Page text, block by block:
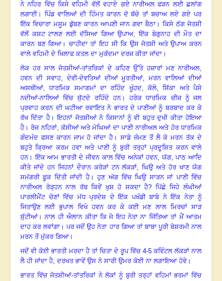
ਨੇ ਨਹਿਰ ਵਿੱਚ ਕਿਸੇ ਵਹਿਮੀ ਵੱਲੋਂ ਵਹਾਏ ਗਏ ਨਾਰੀਅਲ ਫੜਨ ਲਈ ਛਲਾਂਗ
ਲਗਾਈ। ਪਿੰਡ ਵਾਲਿਆਂ ਦੀ ਹਿੰਮਤ ਕਾਰਨ ਦੋ ਬੱਚੇ ਤਾਂ ਬਚਾਅ ਲਏ ਗਏ ਪਰ
ਇੱਕ ਵਿਚਾਰਾ ਮਸੂਮ ਡੁੱਬਣ ਕਾਰਨ ਆਪਣੀ ਜਾਨ ਗਵਾ ਬੈਠਾ । ਕਿਸੇ ਠੱਗ ਜੋਤਸ਼ੀ
ਵੱਲੋਂ ਕਸ਼ਟ ਟਾਲਣ ਲਈ ਦੱਸਿਆ ਗਿਆ ਉਪਾਅ, ਇੱਕ ਬੇਗੁਨਾਹ ਦੀ ਮੌਤ ਦਾ
ਕਾਰਨ ਬਣ ਗਿਆ। ਚਾਹੀਦਾ ਤਾਂ ਇਹ ਸੀ ਕਿ ਉਸ ਜੋਤਸ਼ੀ ਅਤੇ ਉਪਾਅ ਕਰਨ
ਵਾਲੇ ਵਹਿਮੀ ਦੇ ਖਿਲਾਫ ਕਤਲ ਦਾ ਮੁਕੱਦਮਾ ਦਰਜ਼ ਕੀਤਾ ਜਾਂਦਾ ।
ਲੋਕ ਹਰ ਸਾਲ ਜੋਤਸ਼ੀਆਂ-ਤਾਂਤਰਿਕਾਂ ਦੇ ਕਹਿਣ ਉੱਤੇ ਹਜ਼ਾਰਾਂ ਮਣ ਨਾਰੀਅਲ,
ਹਵਨ ਦੀ ਸਵਾਹ, ਦੇਵੀ-ਦੇਵਤਿਆਂ ਦੀਆਂ ਮੂਰਤੀਆਂ, ਮਰਨ ਵਾਲਿਆਂ ਦੀਆਂ
ਅਸਥੀਆਂ, ਧਾਰਮਿਕ ਸਮਾਗਮਾਂ ਦਾ ਰਹਿੰਦ ਖੂੰਹਦ, ਕੋਲੇ, ਸਿੱਕਾ ਅਤੇ ਪੈਸੇ
ਨਦੀਆਂ-ਨਾਲਿਆਂ ਵਿੱਚ ਸੁੱਟਦੇ ਰਹਿੰਦੇ ਹਨ।ਹਰੇਕ ਧਾਰਮਿਕ ਚੀਜ਼ ਨੂੰ ਜਲ
ਪ੍ਰਵਾਹ ਕਰਨ ਦੀ ਘਟੀਆ ਰਵਾਇਤ ਨੇ ਭਾਰਤ ਦੇ ਪਾਣੀਆਂ ਨੂੰ ਬਰਬਾਦ ਕਰ ਕੇ
ਰੱਖ ਦਿੱਤਾ ਹੈ।ਇਹਨਾਂ ਜੋਤਸ਼ੀਆਂ ਨੇ ਕਿਸਾਨਾਂ ਨੂੰ ਵੀ ਬਹੁਤ ਦੁਖੀ ਕੀਤਾ ਹੋਇਆ
ਹੈ ।ਰੋਜ਼ ਨਹਿਰਾਂ, ਕੱਸੀਆਂ ਅਤੇ ਮੋਘਿਆਂ ਦਾ ਪਾਣੀ ਨਾਰੀਅਲ ਅਤੇ ਹੋਰ ਧਾਰਮਿਕ
ਗੰਦਮੰਦ ਫਸਣ ਕਾਰਨ ਜਾਮ ਹੋ ਜਾਂਦਾ ਹੈ ।ਸਾਡੇ ਜੰਮਣ ਤੋਂ ਲੈ ਕੇ ਮਰਨ ਤੱਕ ਦੇ
ਬਹੁਤੇ ਕ੍ਰਿਆ ਕਰਮ ਹਵਾ ਅਤੇ ਪਾਣੀ ਨੂੰ ਬੁਰੀ ਤਰ੍ਹਾਂ ਪ੍ਰਦੂਸ਼ਿਤ ਕਰਨ ਵਾਲੇ
ਹਨ।ਇੱਕ ਆਮ ਭਾਰਤੀ ਦੇ ਜੀਵਨ ਕਾਲ ਵਿੱਚ ਅਨੇਕਾਂ ਹਵਨ, ਯੱਗ, ਪਾਠ ਆਦਿ
ਕੀਤੇ ਜਾਂਦੇ ਹਨ ਜਿਹਨਾਂ ਦੌਰਾਨ ਕਰੋੜਾਂ ਟਨ ਲੱਕੜਾਂ, ਘਿਉ ਅਤੇ ਹੋਰ ਖਾਣ ਯੋਗ
ਸਮੱਗਰੀ ਫੂਕ ਦਿੱਤੀ ਜਾਂਦੀ ਹੈ।ਹੁਣ ਅੱਗ ਵਿੱਚ ਘਿਉ ਸਾੜਨ ਜਾਂ ਪਾਣੀ ਵਿੱਚ
ਨਾਰੀਅਲ ਰੋੜ੍ਹਨ ਨਾਲ ਰੱਬ ਕਿਵੇਂ ਖੁਸ਼ ਹੋ ਸਕਦਾ ਹੈ? ਪਿੱਛੇ ਜਿਹੇ ਲੰਘੀਆਂ
ਪਾਰਲੀਮੈਂਟ ਚੋਣਾਂ ਵਿੱਚ ਮੱਧ ਪ੍ਰਦੇਸ਼ ਦੇ ਇੱਕ ਪਖੰਡੀ ਬਾਬੇ ਨੇ ਇੱਕ ਨੇਤਾ ਨੂੰ
ਜਿਤਾਉਣ ਲਈ ਭੁਪਾਲ ਵਿਖੇ ਹਵਨ ਕਰ ਕੇ ਕਈ ਮਣ ਲਾਲ ਮਿਰਚਾਂ ਸਾੜ
ਸੁੱਟੀਆਂ।ਨਾਲ ਹੀ ਐਲਾਨ ਕੀਤਾ ਕਿ ਜੇ ਇਹ ਨੇਤਾ ਨਾ ਜਿੱਤਿਆ ਤਾਂ ਮੈਂ ਆਤਮ
ਦਾਹ ਕਰ ਲਵਾਂਗਾ ।ਪਰ ਜਦੋਂ ਉਹ ਨੇਤਾ ਹਾਰ ਗਿਆ ਤਾਂ ਬਾਬਾ ਪੂਰੀ ਬੇਸ਼ਰਮੀ ਨਾਲ
ਮਰਨ ਤੋਂ ਮੁੱਕਰ ਗਿਆ।
ਜਦੋਂ ਵੀ ਕੋਈ ਭਾਰਤੀ ਮਰਦਾ ਹੈ ਤਾਂ ਚਿਤਾ ਦੇ ਰੂਪ ਵਿੱਚ 4-5 ਕਵਿੰਟਲ ਲੱਕੜਾਂ ਨਾਲ
ਲੈ ਹੀ ਜਾਂਦਾ ਹੈ, ਦਰਖਤ ਭਾਵੇਂ ਉਸ ਨੇ ਸਾਰੀ ਉਮਰ ਕੋਈ ਨਾ ਲਗਾਇਆ ਹੋਵੇ।
ਭਾਰਤ ਵਿੱਚ ਜੋਤਸ਼ੀਆਂ-ਤਾਂਤਰਿਕਾਂ ਨੇ ਲੋਕਾਂ ਨੂੰ ਬੁਰੀ ਤਰ੍ਹਾਂ ਵਹਿਮਾਂ ਭਰਮਾਂ ਵਿੱਚ